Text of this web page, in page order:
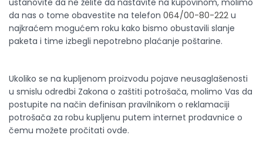
ustanovite da ne želite da nastavite na kupovinom, molimo
da nas o tome obavestite na telefon 064/00-80-222 u
najkraćem mogućem roku kako bismo obustavili slanje
paketa i time izbegli nepotrebno plaćanje poštarine.
Ukoliko se na kupljenom proizvodu pojave neusaglašenosti
u smislu odredbi Zakona o zaštiti potrošača, molimo Vas da
postupite na način definisan pravilnikom o reklamaciji
potrošača za robu kupljenu putem internet prodavnice o
čemu možete pročitati ovde.